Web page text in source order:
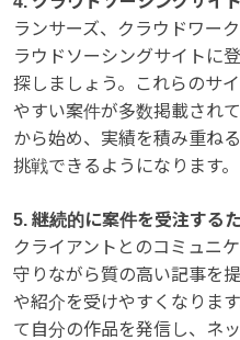
ランサーズ、クラウドワー
ラウドソーシングサイトに
探しましょう。これらのサ
やすい案件が多数掲載され
から始め、実績を積み重ね
挑戦できるようになります。
5. 継続的に案件を受注する
クライアントとのコミュニ
守りながら質の高い記事を
や紹介を受けやすくなりま
て自分の作品を発信し、ネ